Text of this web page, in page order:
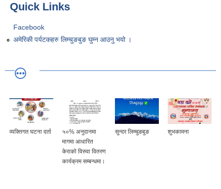
Quick Links
Facebook
अमेरिकी पर्यटकहरु लिम्चुङबुङ घुम्न आउनु भयो ।
व्यक्तिगत घटना दर्ता
५०% अनुदानमा
मागमा आधारित
केराको विरुवा वितरण
कार्यक्रम सम्बन्धमा।
सुन्दर लिम्चुङबुङ शुभकामना